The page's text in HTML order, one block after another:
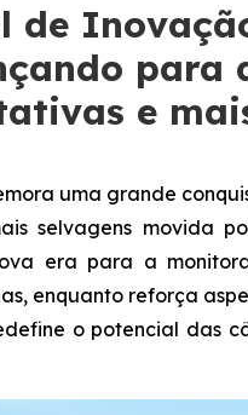
de
para
e
uma grande
selvagens movida
era para a
enquanto reforça
o potencial das